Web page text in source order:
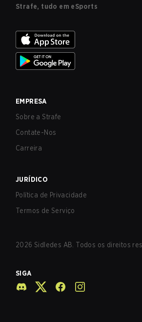
Strafe, tudo em eSports
EMPRESA
Sobre a Strafe
Contate-Nos
Carreira
JURÍDICO
Política de Privacidade
Termos de Serviço
2026 Sidledes AB. Todos os direitos
SIGA